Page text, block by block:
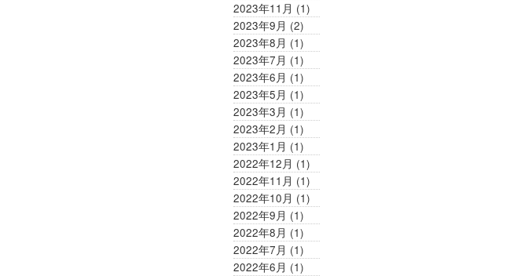
2023年11月 (1)
2023年9月 (2)
2023年8月 (1)
2023年7月 (1)
2023年6月 (1)
2023年5月 (1)
2023年3月 (1)
2023年2月 (1)
2023年1月 (1)
2022年12月 (1)
2022年11月 (1)
2022年10月 (1)
2022年9月 (1)
2022年8月 (1)
2022年7月 (1)
2022年6月 (1)